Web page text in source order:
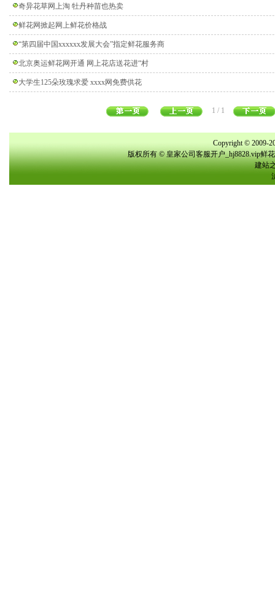
奇异花草网上淘 牡丹种苗也热卖
鲜花网掀起网上鲜花价格战
“第四届中国xxxxxx发展大会”指定鲜花服务商
北京奥运鲜花网开通 网上花店送花进“村
大学生125朵玫瑰求爱 xxxx网免费供花
1 / 1
Copyright © 2009-
版权所有 © 皇家公司客服开户_hj8828.vip鲜
建站